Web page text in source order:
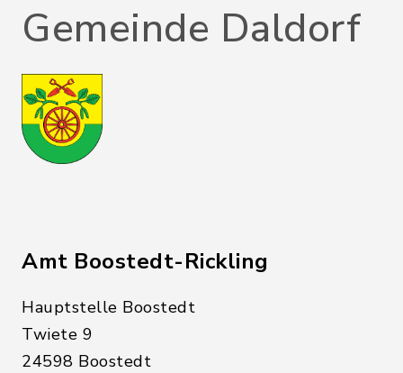
Gemeinde Daldorf
Amt Boostedt-Rickling
Hauptstelle Boostedt
Twiete 9
24598 Boostedt